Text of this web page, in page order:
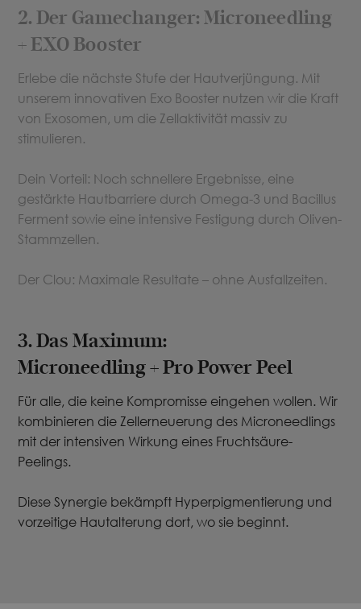
2. Der Gamechanger: Microneedling
+ EXO Booster
Erlebe die nächste Stufe der Hautverjüngung. Mit
unserem innovativen Exo Booster nutzen wir die Kraft
von Exosomen, um die Zellaktivität massiv zu
stimulieren.
Dein Vorteil: Noch schnellere Ergebnisse, eine
gestärkte Hautbarriere durch Omega-3 und Bacillus
Ferment sowie eine intensive Festigung durch Oliven-
Stammzellen.
Der Clou: Maximale Resultate – ohne Ausfallzeiten.
3. Das Maximum:
Microneedling + Pro Power Peel
Für alle, die keine Kompromisse eingehen wollen. Wir
kombinieren die Zellerneuerung des Microneedlings
mit der intensiven Wirkung eines Fruchtsäure-
Peelings.
Diese Synergie bekämpft Hyperpigmentierung und
vorzeitige Hautalterung dort, wo sie beginnt.